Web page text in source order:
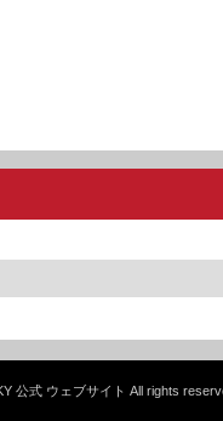
公式 ウェブサイト All rights